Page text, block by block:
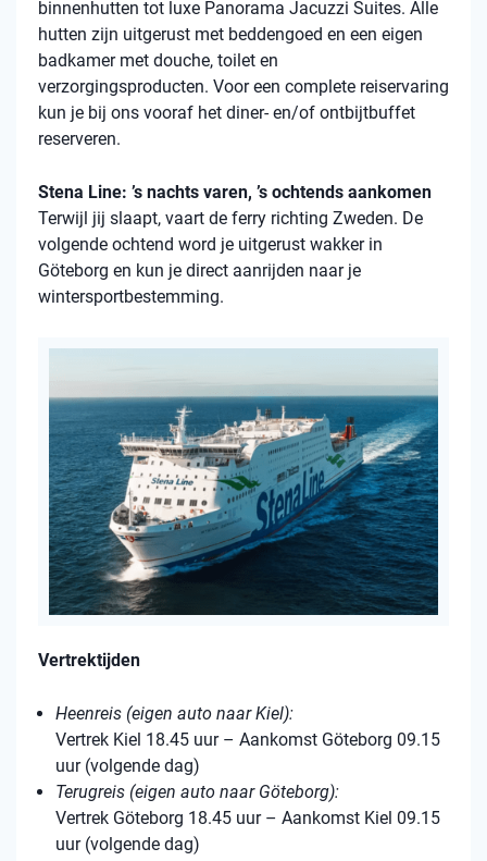
binnenhutten tot luxe Panorama Jacuzzi Suites. Alle
hutten zijn uitgerust met beddengoed en een eigen
badkamer met douche, toilet en
verzorgingsproducten. Voor een complete reiservaring
kun je bij ons vooraf het diner- en/of ontbijtbuffet
reserveren.
Stena Line: ’s nachts varen, ’s ochtends aankomen
Terwijl jij slaapt, vaart de ferry richting Zweden. De
volgende ochtend word je uitgerust wakker in
Göteborg en kun je direct aanrijden naar je
wintersportbestemming.
Vertrektijden
Heenreis (eigen auto naar Kiel):
Vertrek Kiel 18.45 uur – Aankomst Göteborg 09.15
uur (volgende dag)
Terugreis (eigen auto naar Göteborg):
Vertrek Göteborg 18.45 uur – Aankomst Kiel 09.15
uur (volgende dag)